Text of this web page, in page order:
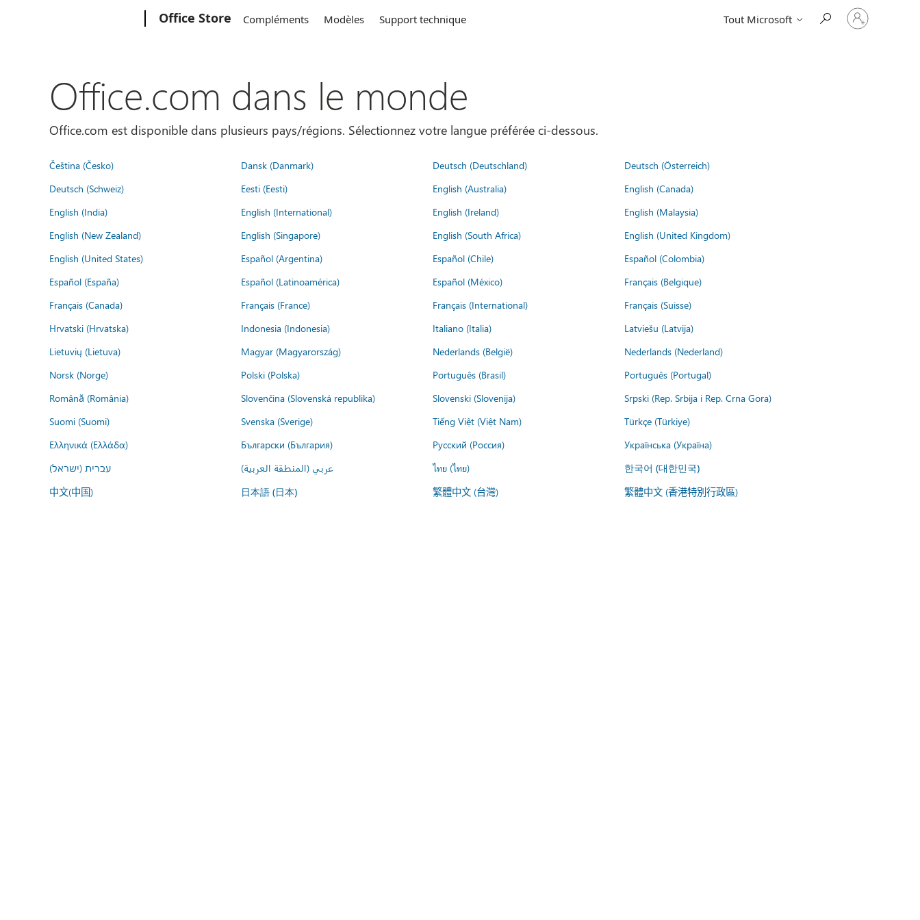
Office Store Compléments Modèles Support technique Tout Microsoft
Connectez-
vous
Office.com dans le monde
Office.com est disponible dans plusieurs pays/régions. Sélectionnez votre langue préférée ci-dessous.
Čeština (Česko) Dansk (Danmark) Deutsch (Deutschland)
Deutsch (Österreich)
Deutsch (Schweiz)
Eesti (Eesti) English (Australia)
English (Canada)
English (India)
English (International) English (Ireland)
English (Malaysia)
English (New Zealand)
English (Singapore) English (South Africa)
English (United Kingdom)
English (United States)
Español (Argentina) Español (Chile)
Español (Colombia)
Español (España)
Español (Latinoamérica) Español (México)
Français (Belgique)
Français (Canada)
Français (France) Français (International)
Français (Suisse)
Hrvatski (Hrvatska)
Indonesia (Indonesia) Italiano (Italia)
Latviešu (Latvija)
Lietuvių (Lietuva)
Magyar (Magyarország) Nederlands (België)
Nederlands (Nederland)
Norsk (Norge)
Polski (Polska) Português (Brasil)
Português (Portugal)
Română (România)
Slovenčina (Slovenská republika) Slovenski (Slovenija)
Srpski (Rep. Srbija i Rep. Crna Gora)
Suomi (Suomi)
Svenska (Sverige) Tiếng Việt (Việt Nam)
Türkçe (Türkiye)
Ελληνικά (Ελλάδα)
Български (България) Русский (Россия)
Українська (Україна)
עברית (ישראל)
عربي (المنطقة العربية) ไทย (ไทย) 한국어 (대한민국)
中文(中国) 日本語 (日本) 繁體中文 (台灣) 繁體中文 (香港特別行政區)